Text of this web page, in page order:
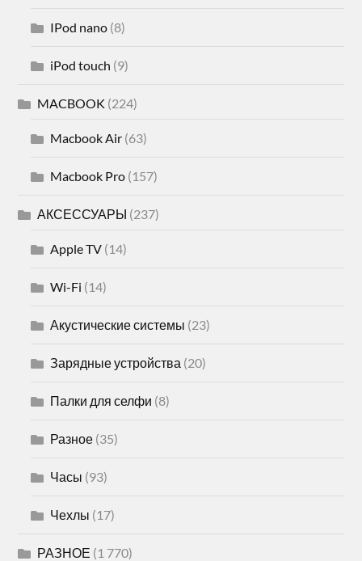
IPod nano (8)
iPod touch (9)
MACBOOK (224)
Macbook Air (63)
Macbook Pro (157)
АКСЕССУАРЫ (237)
Apple TV (14)
Wi-Fi (14)
Акустические системы (23)
Зарядные устройства (20)
Палки для селфи (8)
Разное (35)
Часы (93)
Чехлы (17)
РАЗНОЕ (1 770)